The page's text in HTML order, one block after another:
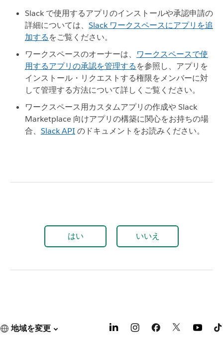
Slack で使用するアプリのインストールや承認申請の
詳細については、 Slack ワークスペースにアプリを追
加するをご覧ください。
ワークスペースのオーナーは、 ワークスペースで使
用するアプリの承認を管理するを参照し、アプリを
インストール・リクエストする権限をメンバーに対
して管理する方法について詳しくご覧ください。
ワークスペース用カスタムアプリの作成や Slack
Marketplace 向けアプリの構築に関心をお持ちの場
合、 Slack API のドキュメントをお読みください。
はい いいえ
地域を変更